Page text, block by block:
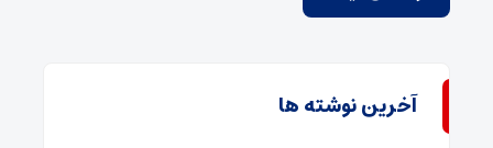
آخرین نوشته ها